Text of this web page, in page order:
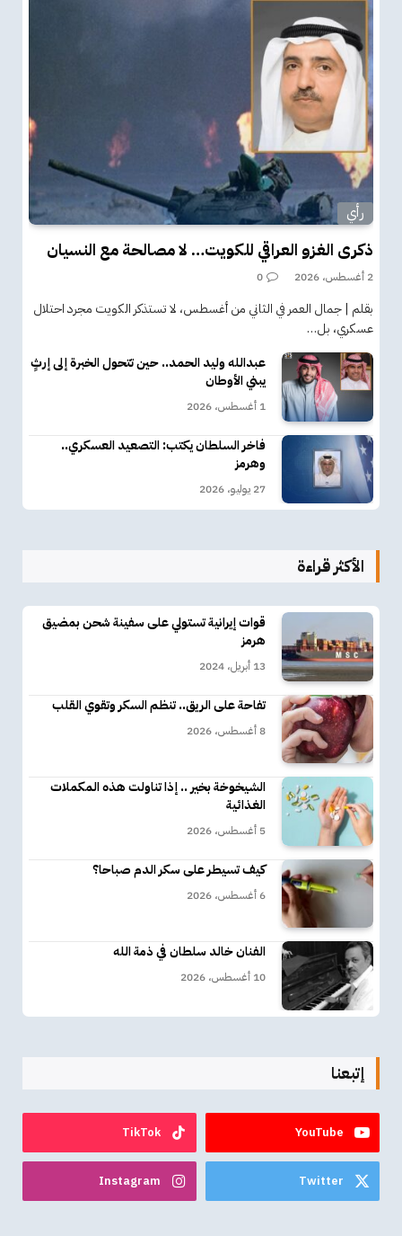
رأي
ذكرى الغزو العراقي للكويت… لا مصالحة مع النسيان
2 أغسطس، 2026 0
بقلم | جمال العمر في الثاني من أغسطس، لا تستذكر الكويت مجرد احتلال
عسكري، بل…
عبدالله وليد الحمد.. حين تتحول الخبرة إلى إرثٍ
يبني الأوطان
1 أغسطس، 2026
فاخر السلطان يكتب: التصعيد العسكري..
وهرمز
27 يوليو، 2026
الأكثر قراءة
قوات إيرانية تستولي على سفينة شحن بمضيق
هرمز
13 أبريل، 2024
تفاحة على الريق.. تنظم السكر وتقوي القلب
8 أغسطس، 2026
الشيخوخة بخير .. إذا تناولت هذه المكملات
الغذائية
5 أغسطس، 2026
كيف تسيطر على سكر الدم صباحا؟
6 أغسطس، 2026
الفنان خالد سلطان في ذمة الله
10 أغسطس، 2026
إتبعنا
YouTube
TikTok
Twitter
Instagram